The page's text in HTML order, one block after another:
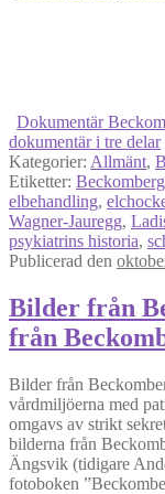
Dokumentär
dokumentär i tre delar
Kategorier: Allmänt,
Etiketter:
elbehandling,
Wagner-Jauregg,
psykiatrins historia,
Publicerad den
Bilder från
från
Bilder från
vårdmiljöerna med
omgavs av strikt
bilderna från
Ängsvik (tidigare
fotoboken